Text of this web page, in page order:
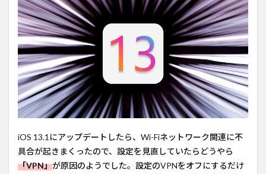
iOS 13.1にアップデートしたら、Wi-Fiネットワーク関連に不
具合が起きまくったので、設定を見直していたらどうやら
「VPN」が原因のようでした。設定のVPNをオフにするだけ